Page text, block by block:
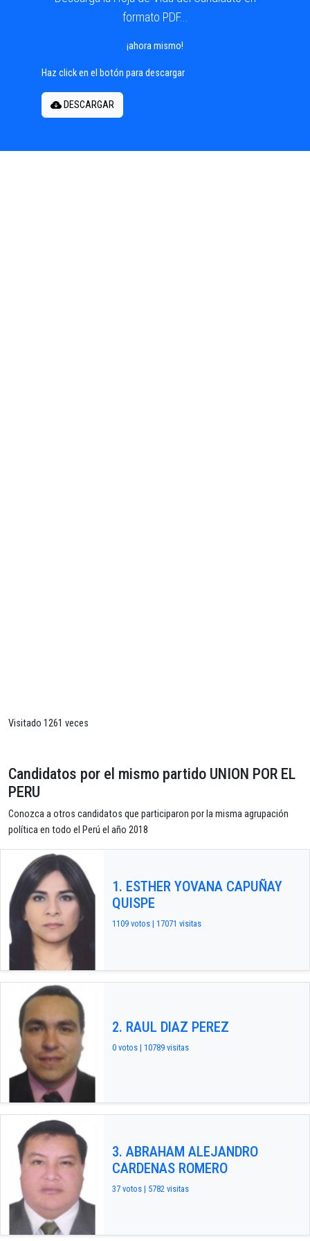
formato PDF...
¡ahora mismo!
Haz click en el botón para descargar
DESCARGAR
Visitado 1261 veces
Candidatos por el mismo partido UNION POR EL
PERU
Conozca a otros candidatos que participaron por la misma agrupación
política en todo el Perú el año 2018
1. ESTHER YOVANA CAPUÑAY
QUISPE
1109 votos | 17071 visitas
2. RAUL DIAZ PEREZ
0 votos | 10789 visitas
3. ABRAHAM ALEJANDRO
CARDENAS ROMERO
37 votos | 5782 visitas